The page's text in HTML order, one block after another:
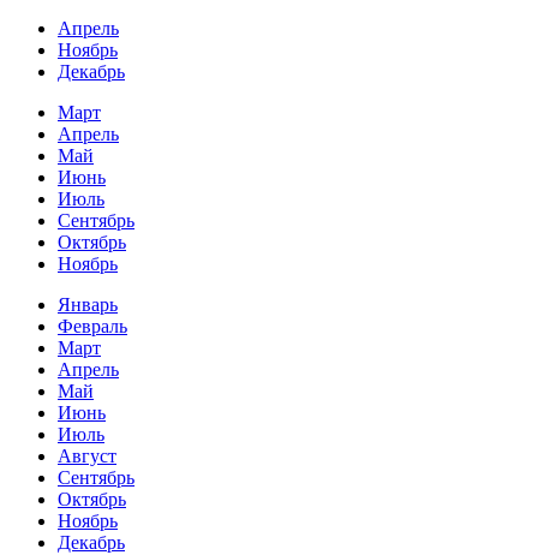
Апрель
Ноябрь
Декабрь
Март
Апрель
Май
Июнь
Июль
Сентябрь
Октябрь
Ноябрь
Январь
Февраль
Март
Апрель
Май
Июнь
Июль
Август
Сентябрь
Октябрь
Ноябрь
Декабрь